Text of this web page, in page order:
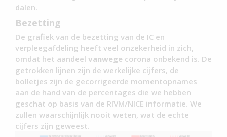
dalen.
Bezetting
De grafiek van de bezetting van de IC en
verpleegafdeling heeft veel onzekerheid in zich,
omdat het aandeel vanwege corona onbekend is. De
getrokken lijnen zijn de werkelijke cijfers, de
bolletjes zijn de gecorrigeerde momentopnames
aan de hand van de percentages die we hebben
geschat op basis van de RIVM/NICE informatie. We
zullen waarschijnlijk nooit weten, wat de echte
cijfers zijn geweest.